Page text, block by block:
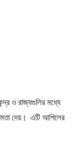
ও রাজ্যগুলির মধ্যে
দেয়। এটি আপিলের